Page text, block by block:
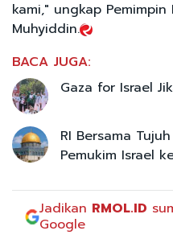
kami," ungkap Pemimpin
Muhyiddin.
BACA JUGA:
Gaza for Israel
RI Bersama
Pemukim Israel
Jadikan RMOL.ID
Google